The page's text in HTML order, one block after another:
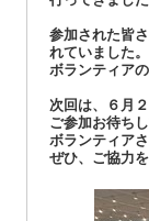
参加された皆
れていました。
ボランティア
次回は、６月
ご参加お待ち
ボランティア
ぜひ、ご協力